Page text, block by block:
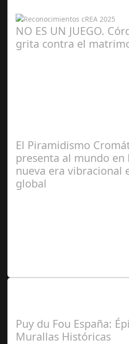
NO ES UN JUEGO.
grita contra el
El Piramidismo
presenta al mundo en
nueva era vibracional
global
Puy du Fou España:
Murallas Históricas